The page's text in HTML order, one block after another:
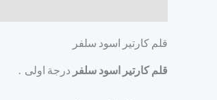
قلم كارتير اسود سلفر
قلم كارتير اسود سلفر درجة اولى .